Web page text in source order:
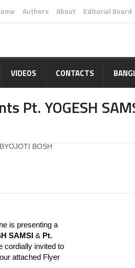
Authors About Editorial Board
VIDEOS CONTACTS
Pt. YOGESH
is presenting a
SAMSI & Pt.
cordially invited to
attached Flyer